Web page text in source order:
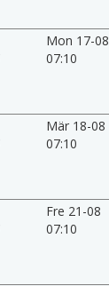
Mon 17-08
07:10
Mär 18-08
07:10
Fre 21-08
07:10